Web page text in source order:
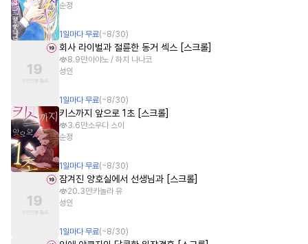
순정
1 일마다 무료(~8/30)
회사 라이벌과 절륜한 동거 섹스 [스크롤]
8.9만아야노 / 하치 나나코
성인
1 일마다 무료(~8/30)
키스까지 앞으로 1초 [스크롤]
3.6만소우다 스이
순정
1 일마다 무료(~8/30)
잠겨진 양호실에서 선생님과 [스크롤]
20.3만카놀라 유
성인
1 일마다 무료(~8/30)